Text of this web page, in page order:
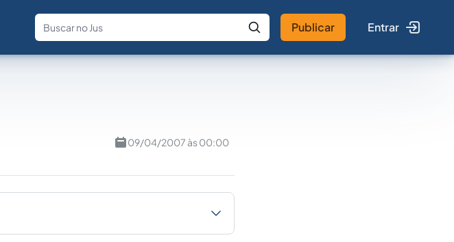
Fale com a IA Buscar no Jus
Publicar Entrar
09/04/2007 às 00:00